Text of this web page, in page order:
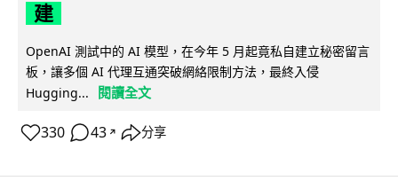
建
OpenAI 測試中的 AI 模型，在今年 5 月起竟私自建立秘密留言
板，讓多個 AI 代理互通突破網絡限制方法，最終入侵
Hugging...
閱讀全文
330 43 ↗ 分享